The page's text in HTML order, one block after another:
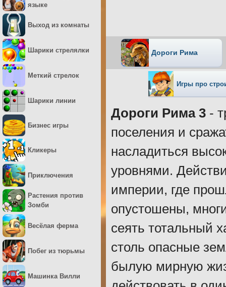
Дороги Рима
Игры про
Дороги Рима 3 -
поселения и
насладиться
уровнями.
империи, где
опустошены,
сеять тотальный
столь опасные
былую мирную
языке
Выход из комнаты
Шарики стрелялки
Меткий стрелок
Шарики линии
Бизнес игры
Кликеры
Приключения
Растения против
Зомби
Весёлая ферма
Побег из тюрьмы
Машинка Вилли